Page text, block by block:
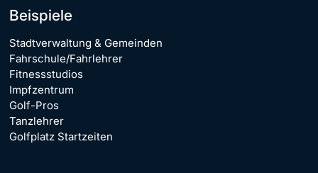
Beispiele
Stadtverwaltung & Gemeinden
Fahrschule/Fahrlehrer
Fitnessstudios
Impfzentrum
Golf-Pros
Tanzlehrer
Golfplatz Startzeiten